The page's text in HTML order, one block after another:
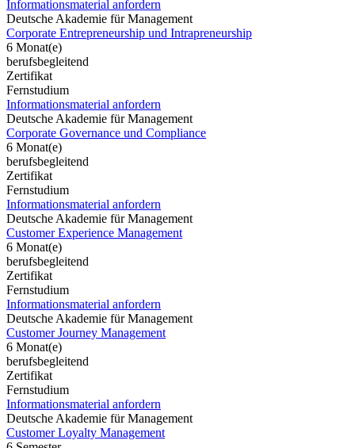
Informationsmaterial anfordern
Deutsche Akademie für Management
Corporate Entrepreneurship und Intrapreneurship
6 Monat(e)
berufsbegleitend
Zertifikat
Fernstudium
Informationsmaterial anfordern
Deutsche Akademie für Management
Corporate Governance und Compliance
6 Monat(e)
berufsbegleitend
Zertifikat
Fernstudium
Informationsmaterial anfordern
Deutsche Akademie für Management
Customer Experience Management
6 Monat(e)
berufsbegleitend
Zertifikat
Fernstudium
Informationsmaterial anfordern
Deutsche Akademie für Management
Customer Journey Management
6 Monat(e)
berufsbegleitend
Zertifikat
Fernstudium
Informationsmaterial anfordern
Deutsche Akademie für Management
Customer Loyalty Management